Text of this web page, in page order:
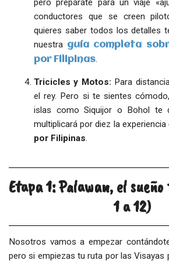
pero prepárate para un viaje
conductores que se creen
quieres saber todos los detalles
nuestra guía completa
por Filipinas.
Tricicles y Motos: Para
el rey. Pero si te sientes
islas como Siquijor o Bohol te
multiplicará por diez la
por Filipinas.
Etapa 1: Palawan, el
1 a 12)
Nosotros vamos a empezar
pero si empiezas tu ruta por las Visayas